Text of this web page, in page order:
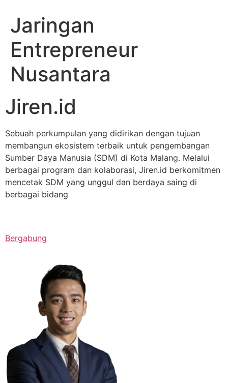
Jaringan
Entrepreneur
Nusantara
Jiren.id
Sebuah perkumpulan yang didirikan dengan tujuan
membangun ekosistem terbaik untuk pengembangan
Sumber Daya Manusia (SDM) di Kota Malang. Melalui
berbagai program dan kolaborasi, Jiren.id berkomitmen
mencetak SDM yang unggul dan berdaya saing di
berbagai bidang
Bergabung